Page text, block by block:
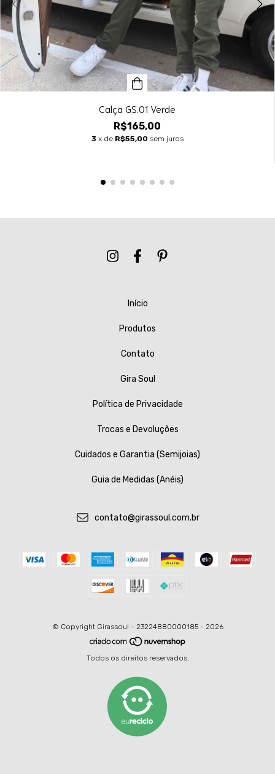
Calça GS.01 Verde
R$165,00
3 x de R$55,00 sem juros
Início
Produtos
Contato
Gira Soul
Política de Privacidade
Trocas e Devoluções
Cuidados e Garantia (Semijoias)
Guia de Medidas (Anéis)
contato@girassoul.com.br
© Copyright Girassoul - 23224880000185 - 2026
Todos os direitos reservados.